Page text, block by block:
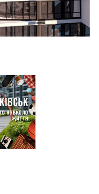
компанії з групи
як дізнатися
Прикарпатті
тренди 2026
викупить
34 гектари
коштує житло